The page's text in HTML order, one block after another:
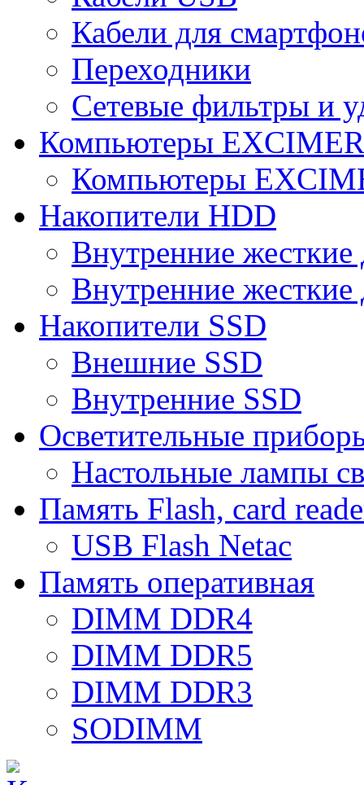
Кабели для
Переходники
Сетевые фильтры и
Компьютеры
Компьютеры
Накопители HDD
Внутренние
Внутренние
Накопители SSD
Внешние SSD
Внутренние SSD
Осветительные
Настольные лампы
Память Flash, card
USB Flash Netac
Память оперативная
DIMM DDR4
DIMM DDR5
DIMM DDR3
SODIMM